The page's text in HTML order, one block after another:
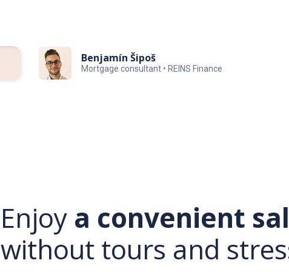
Benjamín Šipoš
Mortgage consultant • REINS Finance
Enjoy a convenient
without tours and